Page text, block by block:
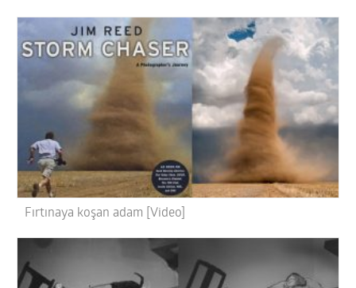
Fırtınaya koşan adam [Video]